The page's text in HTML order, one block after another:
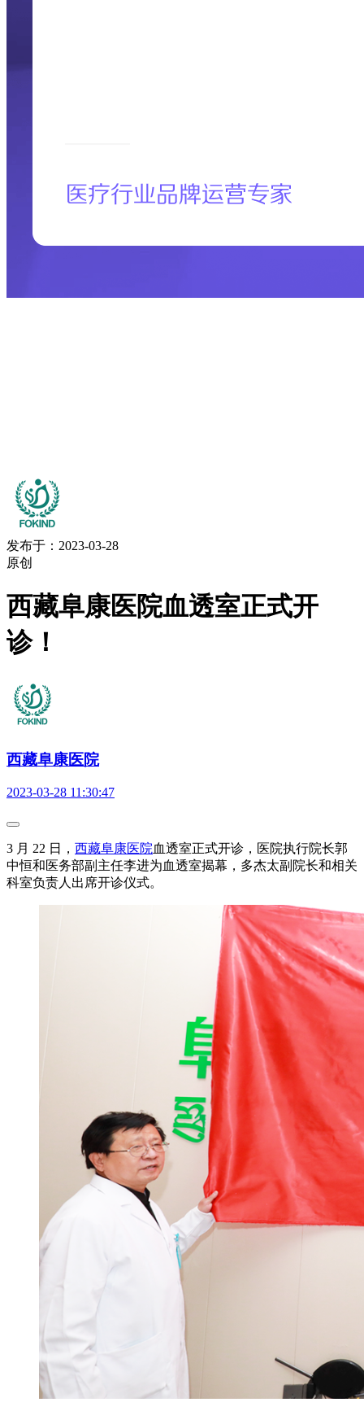
发布于：2023-03-28
原创
西藏阜康医院血透室正式开
诊！
西藏阜康医院
2023-03-28 11:30:47
3 月 22 日， 西藏阜康医院血透室正式开诊，医院执行院长郭
中恒和医务部副主任李进为血透室揭幕，多杰太副院长和相关
科室负责人出席开诊仪式。